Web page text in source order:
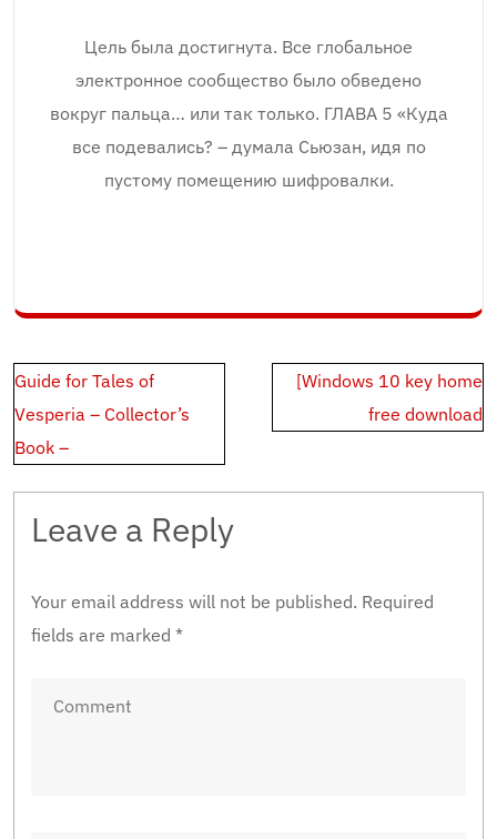
Цель была достигнута. Все глобальное
электронное сообщество было обведено
вокруг пальца… или так только. ГЛАВА 5 «Куда
все подевались? – думала Сьюзан, идя по
пустому помещению шифровалки.
Post
navigation
Guide for Tales of
Vesperia – Collector’s
Book –
[Windows 10 key home
free download
Leave a Reply
Your email address will not be published. Required
fields are marked *